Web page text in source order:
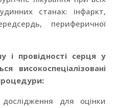
станах: інфаркт,
периферичної
і провідності серця у
високоспеціалізовані
дослідження для оцінки